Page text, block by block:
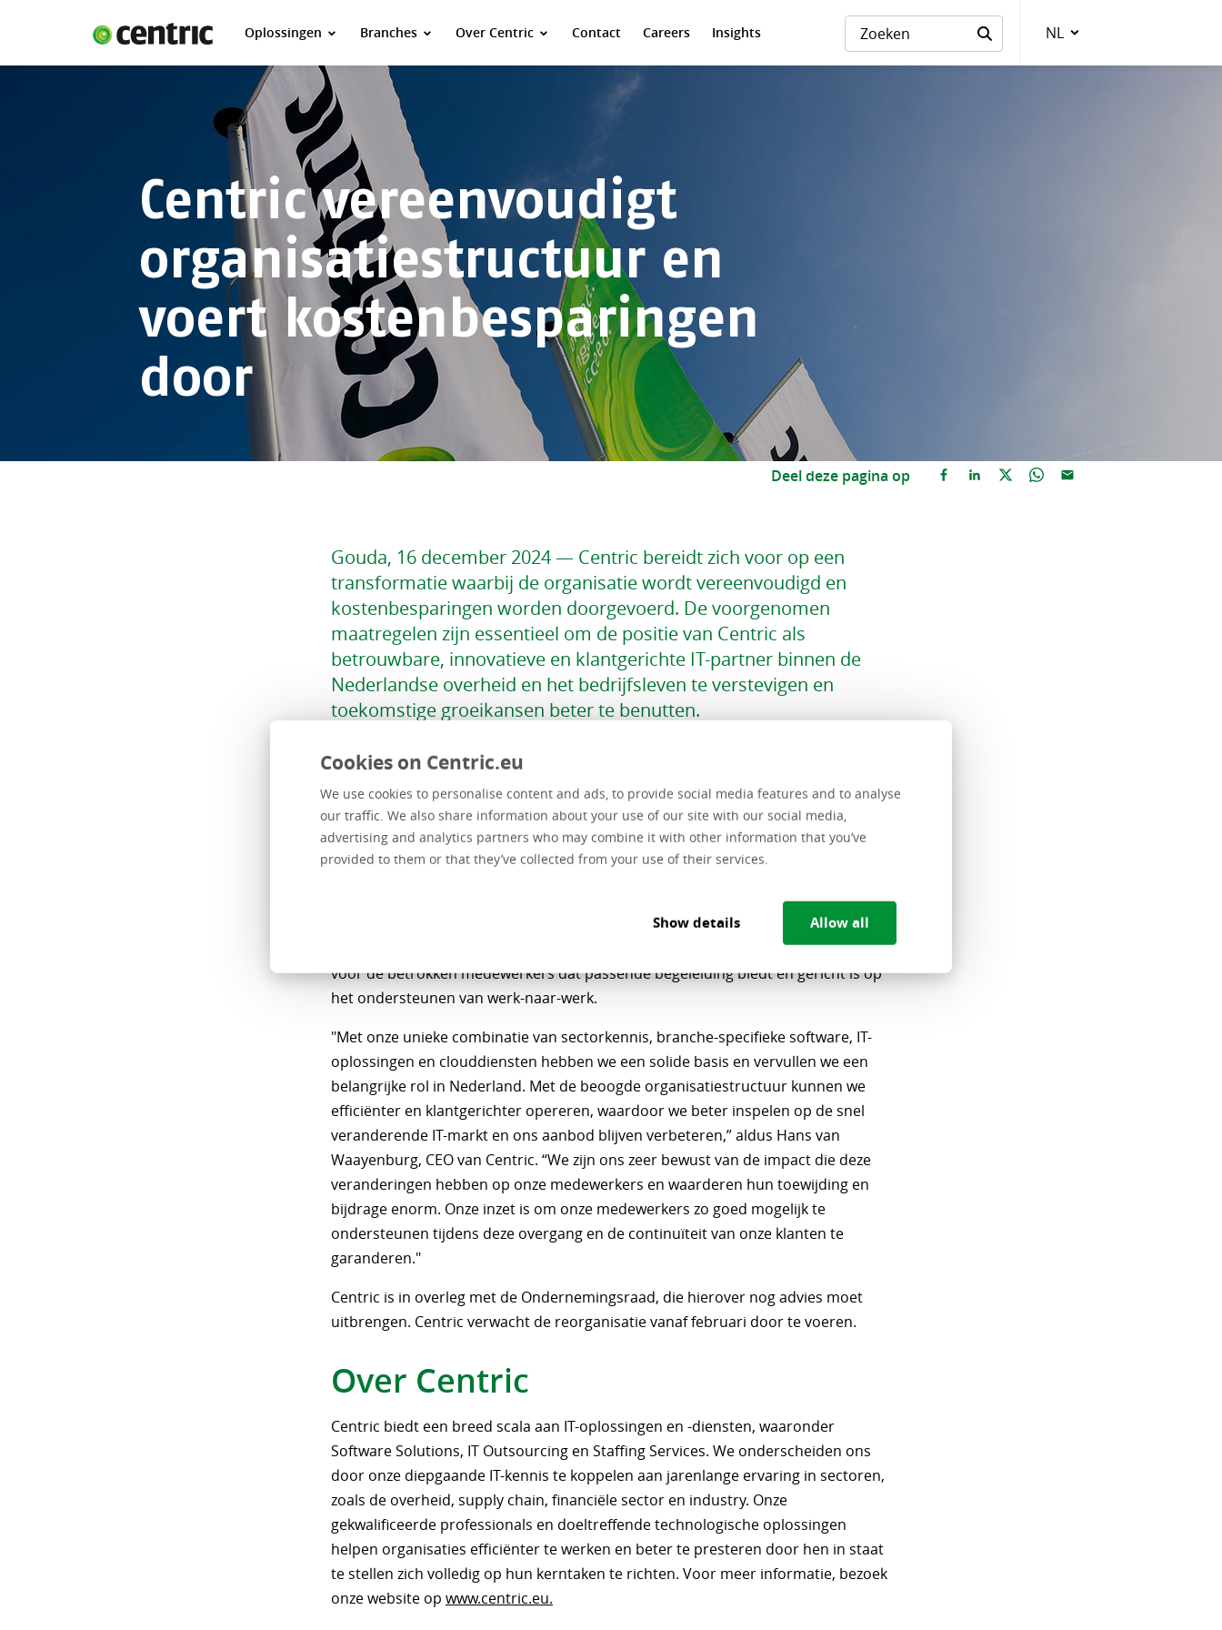
Cookies on Centric.eu
We use cookies to personalise content and ads, to provide social media features and to analyse
our traffic. We also share information about your use of our site with our social media,
advertising and analytics partners who may combine it with other information that you’ve
provided to them or that they’ve collected from your use of their services.
Show details Allow all
Oplossingen Branches Over Centric Contact Careers
Insights
Oplossingen
Over Centric
Careers
Insights
NL
Taalkeuze
Centric vereenvoudigt
organisatiestructuur en
voert kostenbesparingen
door
Deel deze pagina op
Gouda, 16 december 2024 — Centric bereidt zich voor op een
transformatie waarbij de organisatie wordt vereenvoudigd en
kostenbesparingen worden doorgevoerd. De voorgenomen
maatregelen zijn essentieel om de positie van Centric als
betrouwbare, innovatieve en klantgerichte IT-partner binnen de
Nederlandse overheid en het bedrijfsleven te verstevigen en
toekomstige groeikansen beter te benutten.
Om beter op de behoeften van klanten in te kunnen spelen en de kosten te
verlagen, wordt de organisatiestructuur vereenvoudigd en een aantal divisies
samengevoegd met als doel meer focus, efficiëntie en ondernemerschap. De
beoogde organisatiestructuur draagt bij aan het logischer en eenvoudiger
organiseren van onze activiteiten per branche. De continuïteit van de bestaande
Als gevolg van de voorgenomen maatregelen komen circa 350 arbeidsplaatsen te
vervallen, met name in ondersteunende functies. Centric stelt een sociaal plan op
voor de betrokken medewerkers dat passende begeleiding biedt en gericht is op
het ondersteunen van werk-naar-werk.
"Met onze unieke combinatie van sectorkennis, branche-specifieke software, IT-
oplossingen en clouddiensten hebben we een solide basis en vervullen we een
belangrijke rol in Nederland. Met de beoogde organisatiestructuur kunnen we
efficiënter en klantgerichter opereren, waardoor we beter inspelen op de snel
veranderende IT-markt en ons aanbod blijven verbeteren,” aldus Hans van
Waayenburg, CEO van Centric. “We zijn ons zeer bewust van de impact die deze
veranderingen hebben op onze medewerkers en waarderen hun toewijding en
bijdrage enorm. Onze inzet is om onze medewerkers zo goed mogelijk te
ondersteunen tijdens deze overgang en de continuïteit van onze klanten te
garanderen."
Centric is in overleg met de Ondernemingsraad, die hierover nog advies moet
uitbrengen. Centric verwacht de reorganisatie vanaf februari door te voeren.
Over Centric
Centric biedt een breed scala aan IT-oplossingen en -diensten, waaronder
Software Solutions, IT Outsourcing en Staffing Services. We onderscheiden ons
door onze diepgaande IT-kennis te koppelen aan jarenlange ervaring in sectoren,
zoals de overheid, supply chain, financiële sector en industry. Onze
gekwalificeerde professionals en doeltreffende technologische oplossingen
helpen organisaties efficiënter te werken en beter te presteren door hen in staat
te stellen zich volledig op hun kerntaken te richten. Voor meer informatie, bezoek
onze website op www.centric.eu.